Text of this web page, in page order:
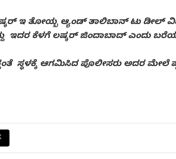
ಇ ತೋಯ್ಬ ಆ್ಯಂಡ್ ತಾಲಿಬಾನ್ ಟು ಡೀಲ್
ಇದರ ಕೆಳಗೆ ಲಷ್ಕರ್ ಜಿಂದಾಬಾದ್ ಎಂದು
ಸ್ಥಳಕ್ಕೆ ಆಗಮಿಸಿದ ಪೊಲೀಸರು ಅದರ ಮೇಲೆ